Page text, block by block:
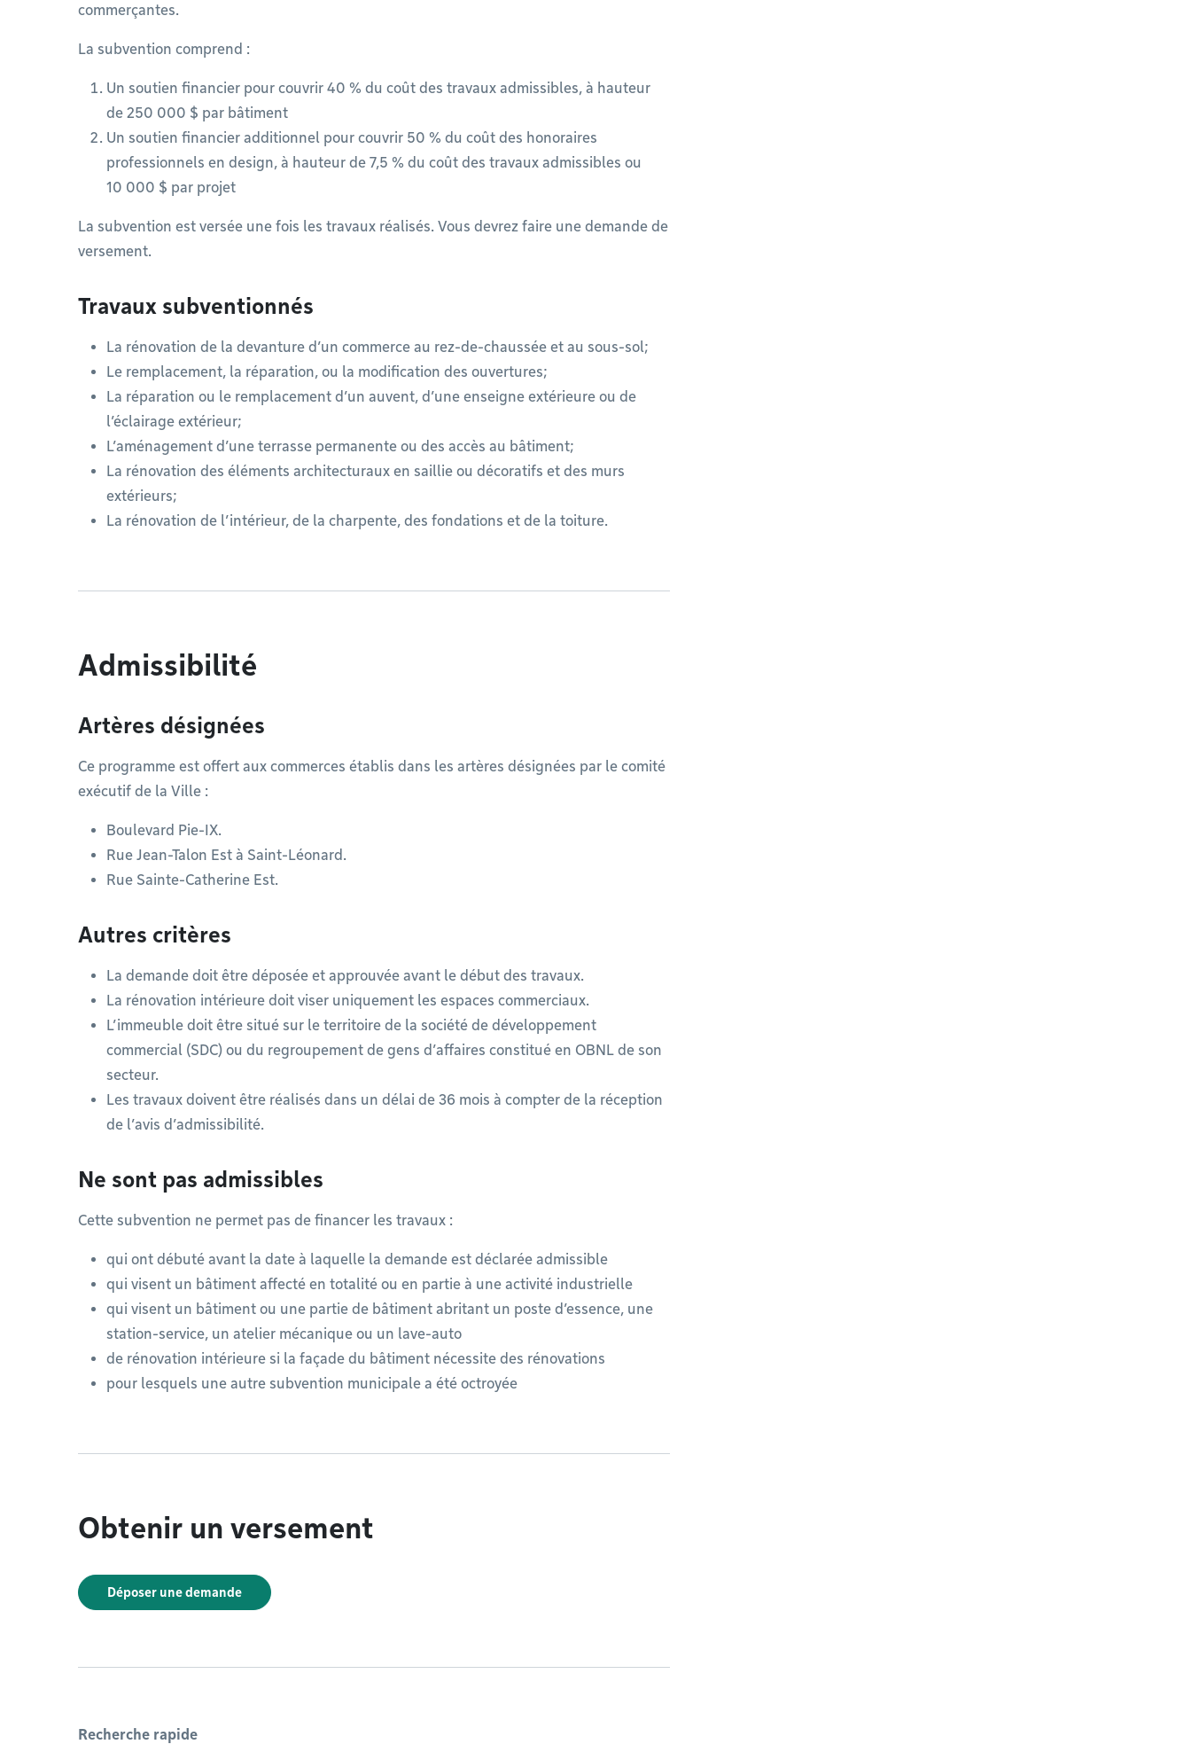
commerçantes.
La subvention comprend :
Un soutien financier pour couvrir 40 % du coût des travaux admissibles, à hauteur
de 250 000 $ par bâtiment
Un soutien financier additionnel pour couvrir 50 % du coût des honoraires
professionnels en design, à hauteur de 7,5 % du coût des travaux admissibles ou
10 000 $ par projet
La subvention est versée une fois les travaux réalisés. Vous devrez faire une demande de
versement.
Travaux subventionnés
La rénovation de la devanture d’un commerce au rez-de-chaussée et au sous-sol;
Le remplacement, la réparation, ou la modification des ouvertures;
La réparation ou le remplacement d’un auvent, d’une enseigne extérieure ou de
l’éclairage extérieur;
L’aménagement d’une terrasse permanente ou des accès au bâtiment;
La rénovation des éléments architecturaux en saillie ou décoratifs et des murs
extérieurs;
La rénovation de l’intérieur, de la charpente, des fondations et de la toiture.
Admissibilité
Artères désignées
Ce programme est offert aux commerces établis dans les artères désignées par le comité
exécutif de la Ville :
Boulevard Pie-IX.
Rue Jean-Talon Est à Saint-Léonard.
Rue Sainte-Catherine Est.
Autres critères
La demande doit être déposée et approuvée avant le début des travaux.
La rénovation intérieure doit viser uniquement les espaces commerciaux.
L’immeuble doit être situé sur le territoire de la société de développement
commercial (SDC) ou du regroupement de gens d’affaires constitué en OBNL de son
secteur.
Les travaux doivent être réalisés dans un délai de 36 mois à compter de la réception
de l’avis d’admissibilité.
Ne sont pas admissibles
Cette subvention ne permet pas de financer les travaux :
qui ont débuté avant la date à laquelle la demande est déclarée admissible
qui visent un bâtiment affecté en totalité ou en partie à une activité industrielle
qui visent un bâtiment ou une partie de bâtiment abritant un poste d’essence, une
station-service, un atelier mécanique ou un lave-auto
de rénovation intérieure si la façade du bâtiment nécessite des rénovations
pour lesquels une autre subvention municipale a été octroyée
Obtenir un versement
Déposer une demande
Recherche rapide